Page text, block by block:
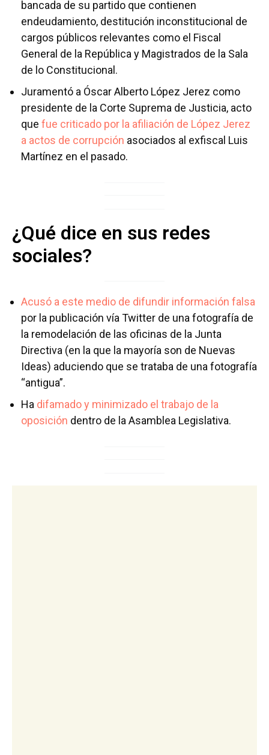
bancada de su partido que contienen
endeudamiento, destitución inconstitucional de
cargos públicos relevantes como el Fiscal
General de la República y Magistrados de la Sala
de lo Constitucional.
Juramentó a Óscar Alberto López Jerez como
presidente de la Corte Suprema de Justicia, acto
que fue criticado por la afiliación de López Jerez
a actos de corrupción asociados al exfiscal Luis
Martínez en el pasado.
¿Qué dice en sus redes
sociales?
Acusó a este medio de difundir información falsa
por la publicación vía Twitter de una fotografía de
la remodelación de las oficinas de la Junta
Directiva (en la que la mayoría son de Nuevas
Ideas) aduciendo que se trataba de una fotografía
“antigua”.
Ha difamado y minimizado el trabajo de la
oposición dentro de la Asamblea Legislativa.